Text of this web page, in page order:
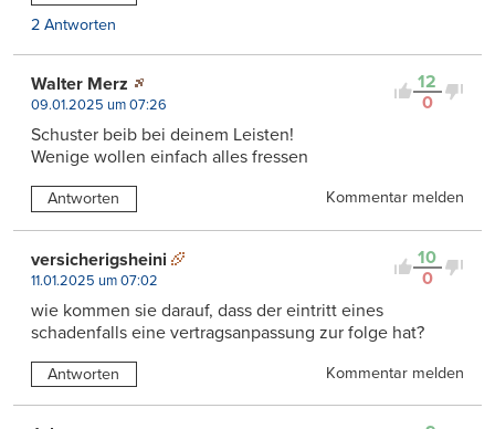
2 Antworten
12
0
Walter Merz
09.01.2025 um 07:26
Schuster beib bei deinem Leisten!
Wenige wollen einfach alles fressen
Antworten Kommentar melden
10
0
versicherigsheini
11.01.2025 um 07:02
wie kommen sie darauf, dass der eintritt eines
schadenfalls eine vertragsanpassung zur folge hat?
Antworten Kommentar melden